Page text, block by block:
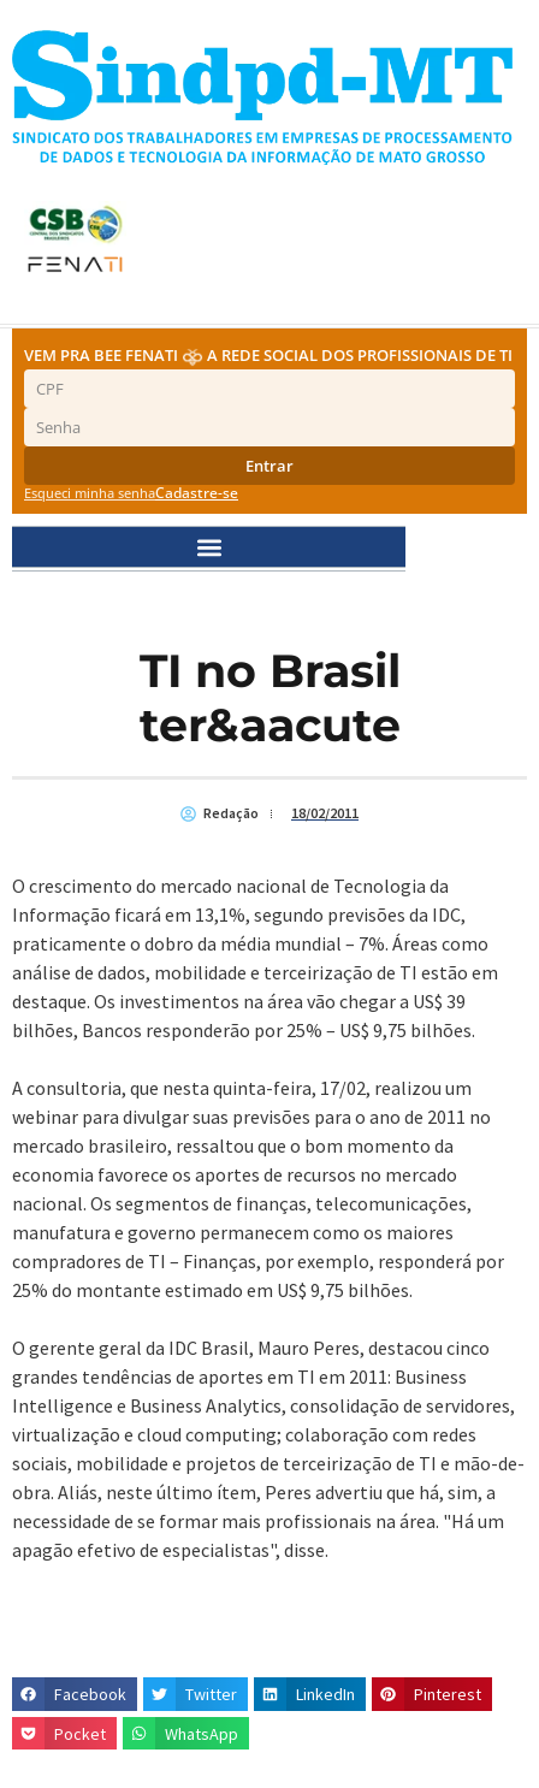
para
conteúdo
VEM PRA BEE FENATI A REDE SOCIAL DOS PROFISSIONAIS DE TI
Entrar
Esqueci minha senhaCadastre-se
TI no Brasil
ter&aacute
Redação 18/02/2011
O crescimento do mercado nacional de Tecnologia da
Informação ficará em 13,1%, segundo previsões da IDC,
praticamente o dobro da média mundial – 7%. Áreas como
análise de dados, mobilidade e terceirização de TI estão em
destaque. Os investimentos na área vão chegar a US$ 39
bilhões, Bancos responderão por 25% – US$ 9,75 bilhões.
A consultoria, que nesta quinta-feira, 17/02, realizou um
webinar para divulgar suas previsões para o ano de 2011 no
mercado brasileiro, ressaltou que o bom momento da
economia favorece os aportes de recursos no mercado
nacional. Os segmentos de finanças, telecomunicações,
manufatura e governo permanecem como os maiores
compradores de TI – Finanças, por exemplo, responderá por
25% do montante estimado em US$ 9,75 bilhões.
O gerente geral da IDC Brasil, Mauro Peres, destacou cinco
grandes tendências de aportes em TI em 2011: Business
Intelligence e Business Analytics, consolidação de servidores,
virtualização e cloud computing; colaboração com redes
sociais, mobilidade e projetos de terceirização de TI e mão-de-
obra. Aliás, neste último ítem, Peres advertiu que há, sim, a
necessidade de se formar mais profissionais na área. "Há um
apagão efetivo de especialistas", disse.
Facebook Twitter LinkedIn
Pinterest
Pocket
WhatsApp